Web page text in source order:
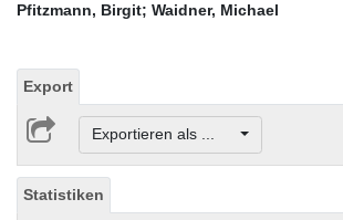
Pfitzmann, Birgit; Waidner, Michael
Export
Exportieren als ...
Statistiken